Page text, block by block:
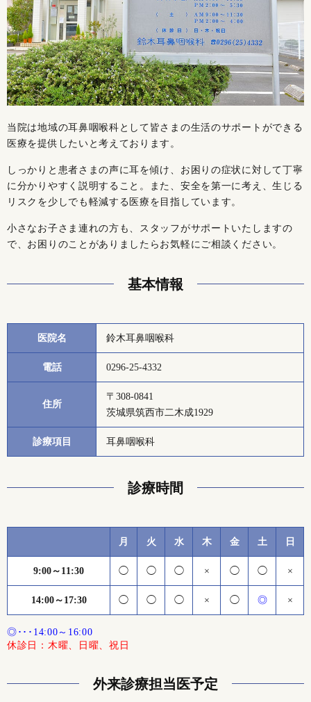
当院は地域の耳鼻咽喉科として皆さまの生活のサポートができる
医療を提供したいと考えております。
しっかりと患者さまの声に耳を傾け、お困りの症状に対して丁寧
に分かりやすく説明すること。また、安全を第一に考え、生じる
リスクを少しでも軽減する医療を目指しています。
小さなお子さま連れの方も、スタッフがサポートいたしますの
で、お困りのことがありましたらお気軽にご相談ください。
基本情報
医院名 鈴木耳鼻咽喉科
電話 0296-25-4332
住所
〒308-0841
茨城県筑西市二木成1929
診療項目 耳鼻咽喉科
診療時間
月 火 水 木 金 土 日
9:00～11:30 ◯ ◯ ◯ × ◯ ◯ ×
14:00～17:30 ◯ ◯ ◯ × ◯ ◎ ×
◎･･･14:00～16:00
休診日：木曜、日曜、祝日
外来診療担当医予定